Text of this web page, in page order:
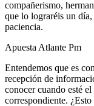
compañerismo,
que lo lograréis un
paciencia.
Apuesta Atlante Pm
Entendemos que es
recepción de
conocer cuando esté
correspondiente.